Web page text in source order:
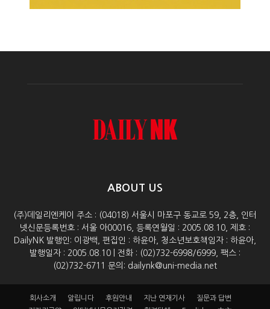
ABOUT US
(주)데일리엔케이 주소 : (04018) 서울시 마포구 동교로 59, 2층, 인터
넷신문등록번호 : 서울 아00016, 등록연월일 : 2005.08.10, 제호 :
DailyNK 발행인: 이광백, 편집인 : 하윤아, 청소년보호책임자 : 하윤아,
발행일자 : 2005.08.10 | 전화 : (02)732-6998/6999, 팩스 :
(02)732-6711 문의: dailynk@uni-media.net
회사소개 알립니다 후원안내 지난 연재기사
질문과 답변